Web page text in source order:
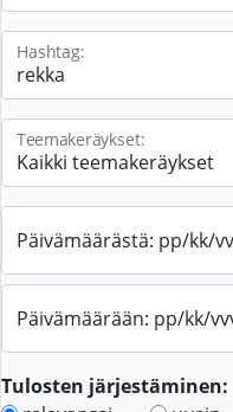
Hashtag:
Teemakeräykset:
Päivämäärästä: pp/kk/
Päivämäärään: pp/kk/
Tulosten järjestäminen: